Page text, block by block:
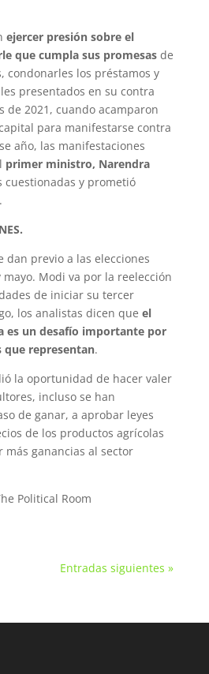
ejercer presión sobre el
que cumpla sus promesasde
condonarles los préstamos y
presentados en su contra
de 2021, cuando acamparon
para manifestarse contra
año, las manifestaciones
primer ministro, Narendra
cuestionadas y prometió
dan previo a las elecciones
Modi va por la reelección
de iniciar su tercer
los analistas dicen que el
es un desafío importante por
que representan.
la oportunidad de hacer valer
incluso se han
de ganar, a aprobar leyes
de los productos agrícolas
más ganancias al sector
Political Room
Entradas siguientes »